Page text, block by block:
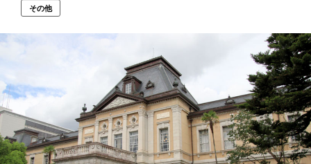
その他